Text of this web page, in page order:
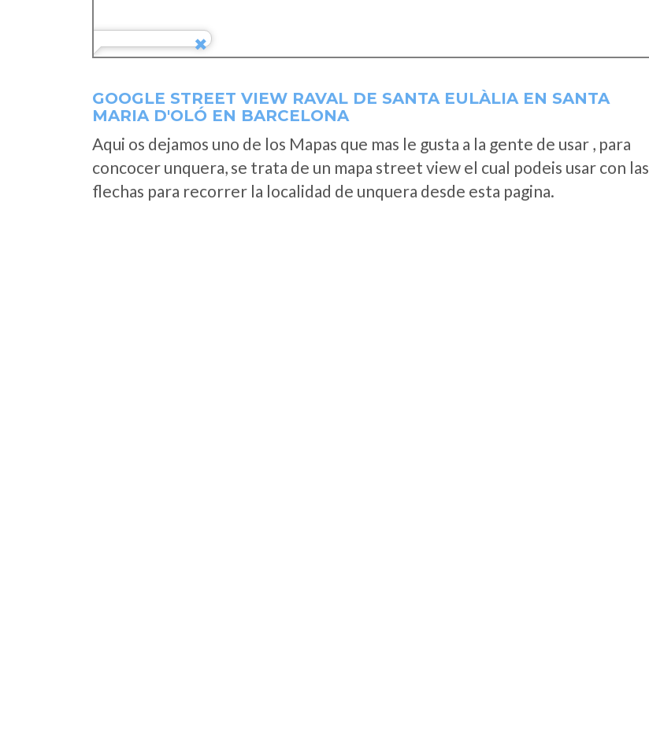
GOOGLE STREET VIEW RAVAL DE SANTA EULÀLIA EN SANTA
MARIA D'OLÓ EN BARCELONA
Aqui os dejamos uno de los Mapas que mas le gusta a la gente de usar , para
concocer unquera, se trata de un mapa street view el cual podeis usar con las
flechas para recorrer la localidad de unquera desde esta pagina.